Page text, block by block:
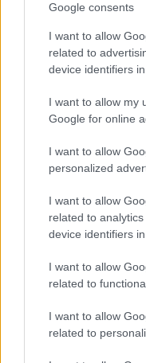
Google consents
I want to allow
related to
device identifiers in
I want to allow my
Google for online
I want to allow
personalized
I want to allow
related to
device identifiers in
I want to allow
related to
I want to allow
related to
A Videotonnál
meccset:
Banó-Szabó Bence
bajnokit követően.
Itt állíthatod
között